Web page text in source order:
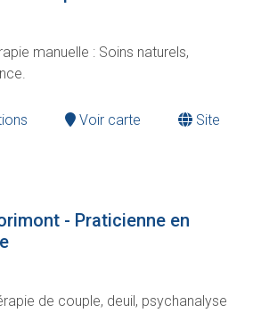
manuelle : Soins naturels,
Voir carte
Site
- Praticienne en
de couple, deuil, psychanalyse